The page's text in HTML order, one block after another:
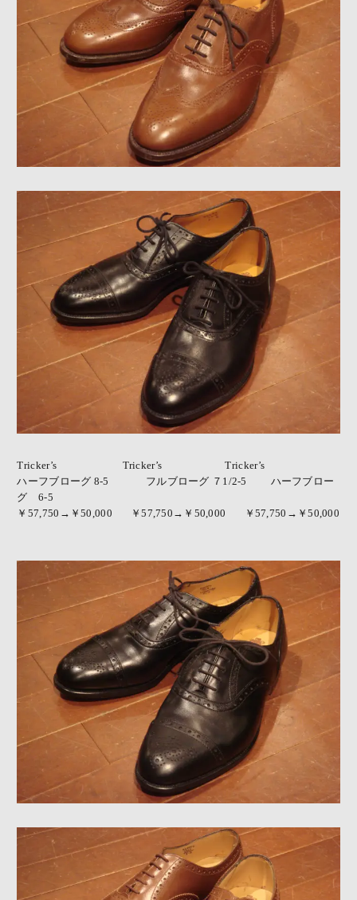
Tricker’s Tricker’s Tricker’s
ハーフブローグ 8-5 フルブローグ ７1/2-5 ハーフブロー
グ 6-5
￥57,750→￥50,000 ￥57,750→￥50,000 ￥57,750→￥50,000